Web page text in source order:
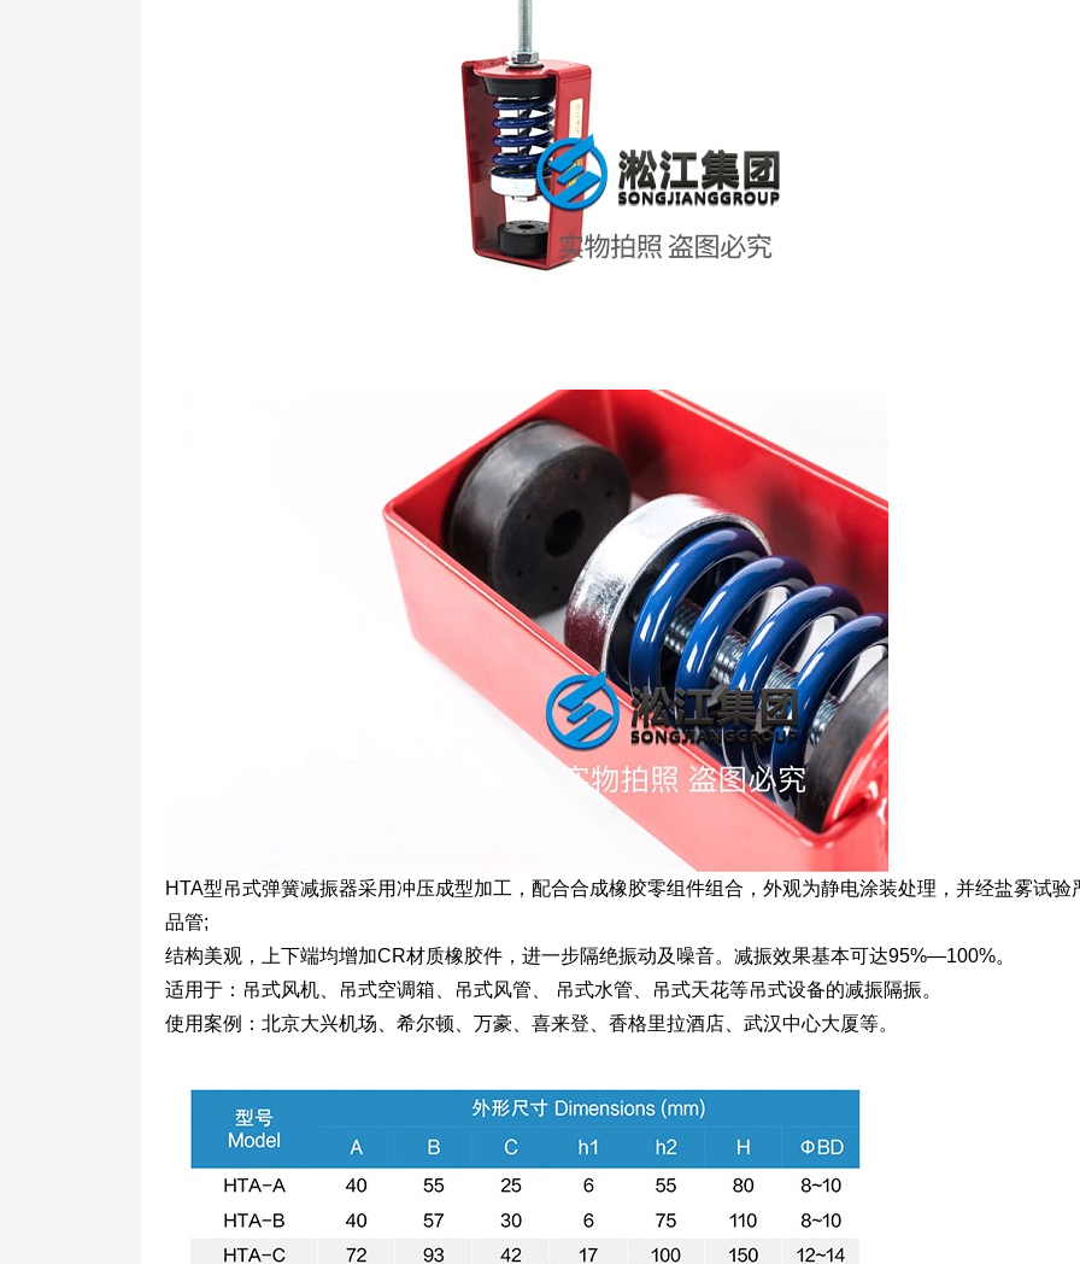
HTA型吊式弹簧减振器采用冲压成型加工，配合合成橡胶零组件组合，外观为静电涂装处理，并经盐雾试验
品管;
结构美观，上下端均增加CR材质橡胶件，进一步隔绝振动及噪音。减振效果基本可达95%—100%。
适用于：吊式风机、吊式空调箱、吊式风管、 吊式水管、吊式天花等吊式设备的减振隔振。
使用案例：北京大兴机场、希尔顿、万豪、喜来登、香格里拉酒店、武汉中心大厦等。